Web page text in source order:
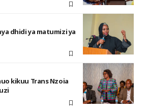
dhidi ya matumizi ya
kikuu Trans Nzoia